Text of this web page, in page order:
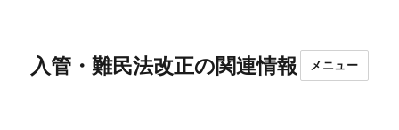
入管・難民法改正の関連情報 メニュー